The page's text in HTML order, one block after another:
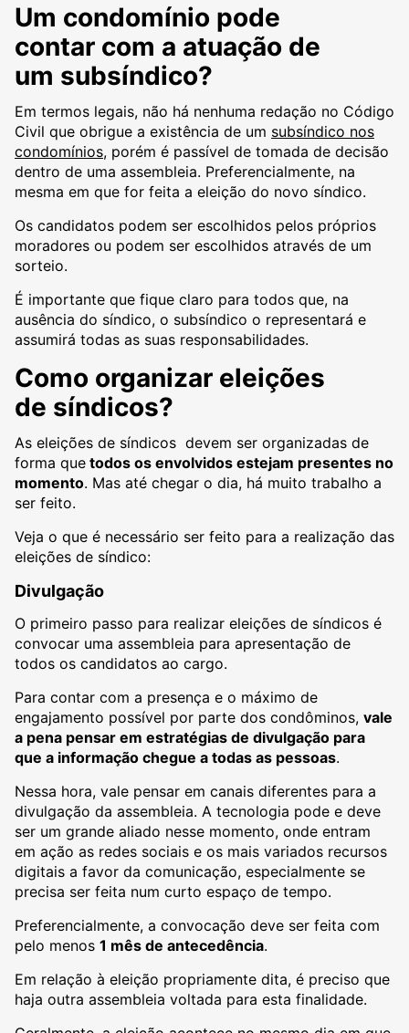
Um condomínio pode
contar com a atuação de
um subsíndico?
Em termos legais, não há nenhuma redação no Código
Civil que obrigue a existência de um subsíndico nos
condomínios, porém é passível de tomada de decisão
dentro de uma assembleia. Preferencialmente, na
mesma em que for feita a eleição do novo síndico.
Os candidatos podem ser escolhidos pelos próprios
moradores ou podem ser escolhidos através de um
sorteio.
É importante que fique claro para todos que, na
ausência do síndico, o subsíndico o representará e
assumirá todas as suas responsabilidades.
Como organizar eleições
de síndicos?
As eleições de síndicos devem ser organizadas de
forma que todos os envolvidos estejam presentes no
momento. Mas até chegar o dia, há muito trabalho a
ser feito.
Veja o que é necessário ser feito para a realização das
eleições de síndico:
Divulgação
O primeiro passo para realizar eleições de síndicos é
convocar uma assembleia para apresentação de
todos os candidatos ao cargo.
Para contar com a presença e o máximo de
engajamento possível por parte dos condôminos, vale
a pena pensar em estratégias de divulgação para
que a informação chegue a todas as pessoas.
Nessa hora, vale pensar em canais diferentes para a
divulgação da assembleia. A tecnologia pode e deve
ser um grande aliado nesse momento, onde entram
em ação as redes sociais e os mais variados recursos
digitais a favor da comunicação, especialmente se
precisa ser feita num curto espaço de tempo.
Preferencialmente, a convocação deve ser feita com
pelo menos 1 mês de antecedência.
Em relação à eleição propriamente dita, é preciso que
haja outra assembleia voltada para esta finalidade.